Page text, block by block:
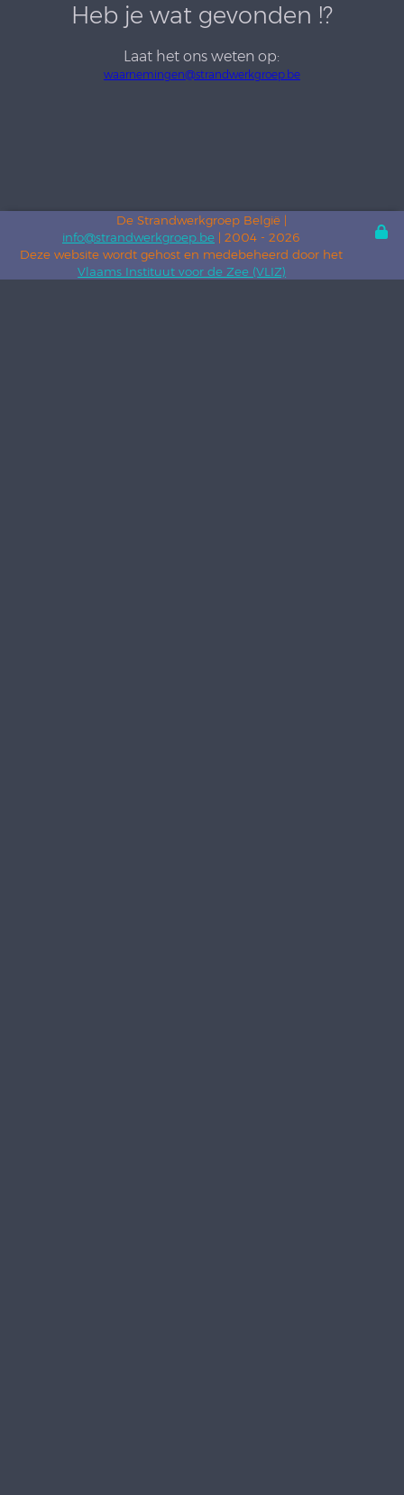
Heb je wat gevonden !?
Laat het ons weten op:
waarnemingen@strandwerkgroep.be
De Strandwerkgroep België |
info@strandwerkgroep.be | 2004 - 2026
Deze website wordt gehost en medebeheerd door het
Vlaams Instituut voor de Zee (VLIZ)